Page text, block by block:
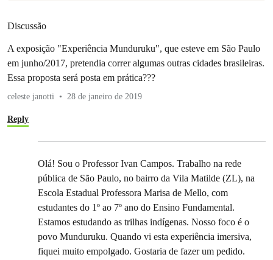
Discussão
A exposição "Experiência Munduruku", que esteve em São Paulo
em junho/2017, pretendia correr algumas outras cidades brasileiras.
Essa proposta será posta em prática???
celeste janotti 28 de janeiro de 2019
Reply
Olá! Sou o Professor Ivan Campos. Trabalho na rede
pública de São Paulo, no bairro da Vila Matilde (ZL), na
Escola Estadual Professora Marisa de Mello, com
estudantes do 1º ao 7º ano do Ensino Fundamental.
Estamos estudando as trilhas indígenas. Nosso foco é o
povo Munduruku. Quando vi esta experiência imersiva,
fiquei muito empolgado. Gostaria de fazer um pedido.